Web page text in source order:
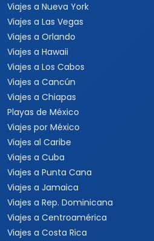
Viajes a Nueva York
Viajes a Las Vegas
Viajes a Orlando
Viajes a Hawaii
Viajes a Los Cabos
Viajes a Cancún
Viajes a Chiapas
Playas de México
Viajes por México
Viajes al Caribe
Viajes a Cuba
Viajes a Punta Cana
Viajes a Jamaica
Viajes a Rep. Dominicana
Viajes a Centroamérica
Viajes a Costa Rica